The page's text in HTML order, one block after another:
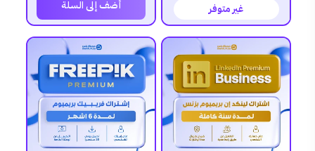
غير متوفر أضف إلى السلة